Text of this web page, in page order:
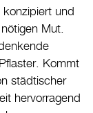
und
Mut.
Kommt
städtischer
hervorragend